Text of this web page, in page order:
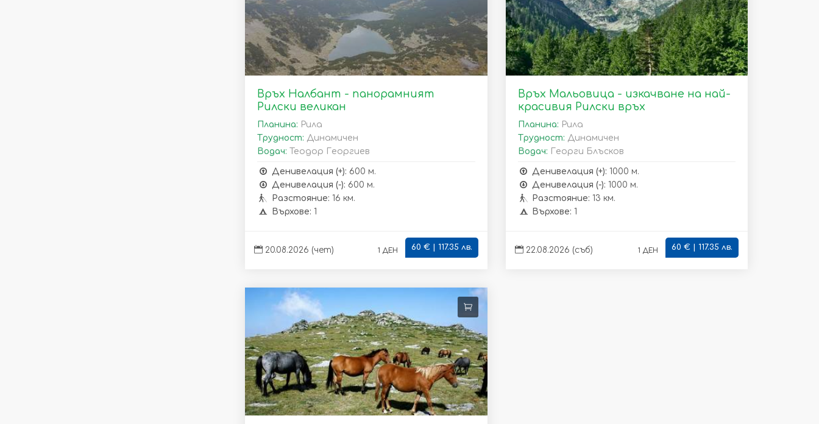
Връх Налбант - панорамният
Рилски великан
Планина: Рила
Трудност: Динамичен
Водач: Теодор Георгиев
Денивелация (+): 600 м.
Денивелация (-): 600 м.
Разстояние: 16 км.
Върхове: 1
20.08.2026 (чет) 1 ден 60 € | 117.35 лв.
Връх Мальовица - изкачване на най-
красивия Рилски връх
Планина: Рила
Трудност: Динамичен
Водач: Георги Блъсков
Денивелация (+): 1000 м.
Денивелация (-): 1000 м.
Разстояние: 13 км.
Върхове: 1
22.08.2026 (съб) 1 ден 60 € | 117.35 лв.